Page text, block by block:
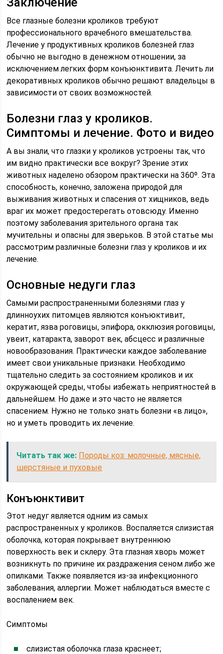
Все глазные болезни кроликов требуют
профессионального врачебного вмешательства.
Лечение у продуктивных кроликов болезней глаз
обычно не выгодно в денежном отношении, за
исключением легких форм конъюнктивита. Лечить ли
декоративных кроликов обычно решают владельцы в
зависимости от своих возможностей.
Болезни глаз у кроликов.
Симптомы и лечение. Фото и видео
А вы знали, что глазки у кроликов устроены так, что
им видно практически все вокруг? Зрение этих
животных наделено обзором практически на 360º. Эта
способность, конечно, заложена природой для
выживания животных и спасения от хищников, ведь
враг их может предостерегать отовсюду. Именно
поэтому заболевания зрительного органа так
мучительны и опасны для зверьков. В этой статье мы
рассмотрим различные болезни глаз у кроликов и их
лечение.
Основные недуги глаз
Самыми распространенными болезнями глаз у
длинноухих питомцев являются конъюктивит,
кератит, язва роговицы, эпифора, окклюзия роговицы,
увеит, катаракта, заворот век, абсцесс и различные
новообразования. Практически каждое заболевание
имеет свои уникальные признаки. Необходимо
тщательно следить за состоянием кроликов и их
окружающей среды, чтобы избежать неприятностей в
дальнейшем. Но даже и это часто не является
спасением. Нужно не только знать болезни «в лицо»,
но и уметь проводить их лечение.
Читать так же: Породы коз: молочные, мясные,
шерстяные и пуховые
Конъюнктивит
Этот недуг является одним из самых
распространенных у кроликов. Воспаляется слизистая
оболочка, которая покрывает внутреннюю
поверхность век и склеру. Эта глазная хворь может
возникнуть по причине их раздражения сеном либо же
опилками. Также появляется из-за инфекционного
заболевания, аллергии. Может наблюдаться вместе с
воспалением век.
Симптомы
слизистая оболочка глаза краснеет;